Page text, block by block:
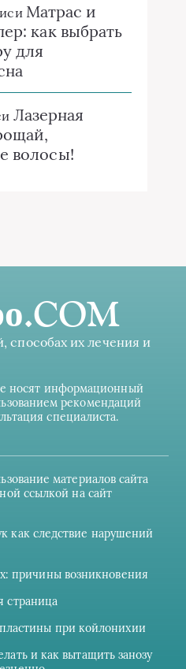
Матрас и
как выбрать
для
Лазерная
волосы!
способах их лечения и
носят информационный
рекомендаций
специалиста.
материалов сайта
ссылкой на сайт
как следствие нарушений
причины возникновения
страница
при койлонихии
и как вытащить занозу